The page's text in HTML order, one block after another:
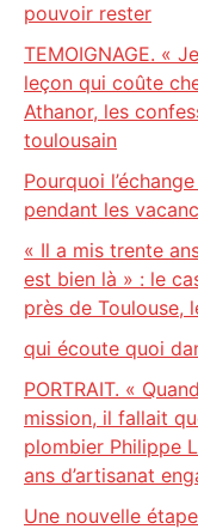
pouvoir rester
TEMOIGNAGE. «
leçon qui coûte
Athanor, les
toulousain
Pourquoi
pendant les
« Il a mis trente
est bien là » : le
près de Toulouse,
qui écoute quoi
PORTRAIT. «
mission, il fallait
plombier Philippe
ans d’artisanat
Une nouvelle